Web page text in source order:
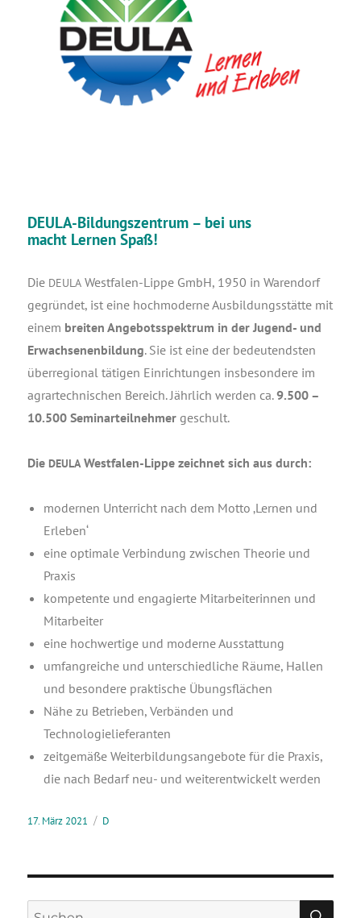
DEULA-Bildungszentrum – bei uns
macht Lernen Spaß!
Die DEULA West­fa­len-Lip­pe GmbH, 1950 in Waren­dorf
gegrün­det, ist eine hoch­mo­der­ne Aus­bil­dungs­stät­te mit
einem brei­ten Ange­bots­spek­trum in der Jugend- und
Erwach­se­nen­bil­dung. Sie ist eine der bedeu­tends­ten
über­re­gio­nal täti­gen Ein­rich­tun­gen ins­be­son­de­re im
agrar­tech­ni­schen Bereich. Jähr­lich wer­den ca.9.500 –
10.500 Semi­nar­teil­neh­mer geschult.
Die DEULAWest­fa­len-Lip­pe zeich­net sich aus durch:
moder­nen Unter­richt nach dem Mot­to ‚Ler­nen und
Erleben‘
eine opti­ma­le Ver­bin­dung zwi­schen Theo­rie und
Praxis
kom­pe­ten­te und enga­gier­te Mit­ar­bei­te­rin­nen und
Mitarbeiter
eine hoch­wer­ti­ge und moder­ne Ausstattung
umfang­rei­che und unter­schied­li­che Räu­me, Hal­len
und beson­de­re prak­ti­sche Übungsflächen
Nähe zu Betrie­ben, Ver­bän­den und
Technologielieferanten
zeit­ge­mä­ße Wei­ter­bil­dungs­an­ge­bo­te für die Pra­xis,
die nach Bedarf neu- und wei­ter­ent­wi­ckelt werden
17. März 2021 D